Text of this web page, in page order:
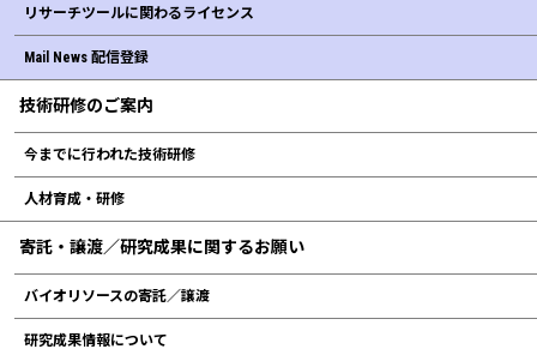
リサーチツールに関わるライセンス
Mail News 配信登録
技術研修のご案内
今までに行われた技術研修
人材育成・研修
寄託・譲渡／研究成果に関するお願い
バイオリソースの寄託／譲渡
研究成果情報について